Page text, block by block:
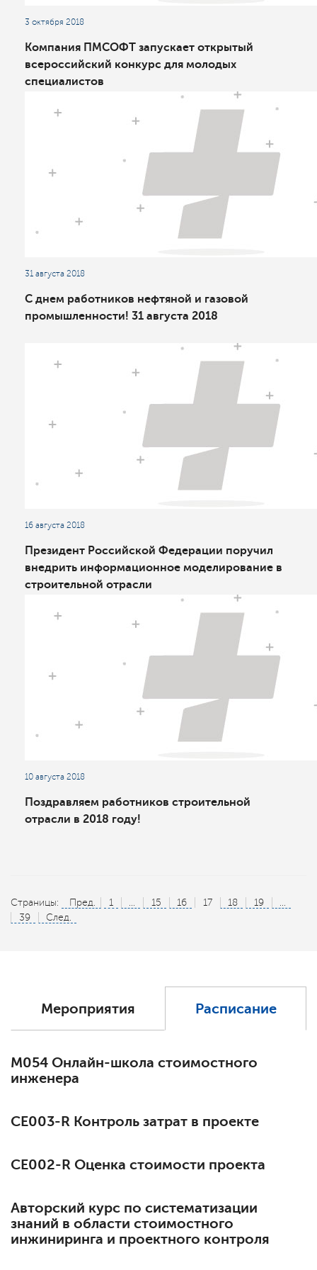
3 октября 2018
Компания ПМСОФТ запускает открытый
всероссийский конкурс для молодых
специалистов
31 августа 2018
С днем работников нефтяной и газовой
промышленности! 31 августа 2018
16 августа 2018
Президент Российской Федерации поручил
внедрить информационное моделирование в
строительной отрасли
10 августа 2018
Поздравляем работников строительной
отрасли в 2018 году!
Страницы: Пред. 1 ... 15 16 17 18 19
...
39
След.
Мероприятия Расписание
М054 Онлайн-школа стоимостного
инженера
СЕ003-R Контроль затрат в проекте
СЕ002-R Оценка стоимости проекта
Авторский курс по систематизации
знаний в области стоимостного
инжиниринга и проектного контроля